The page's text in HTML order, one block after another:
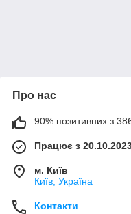
Про нас
90% позитивних з 386
Працює з
м. Київ
Київ, Україна
Контакти